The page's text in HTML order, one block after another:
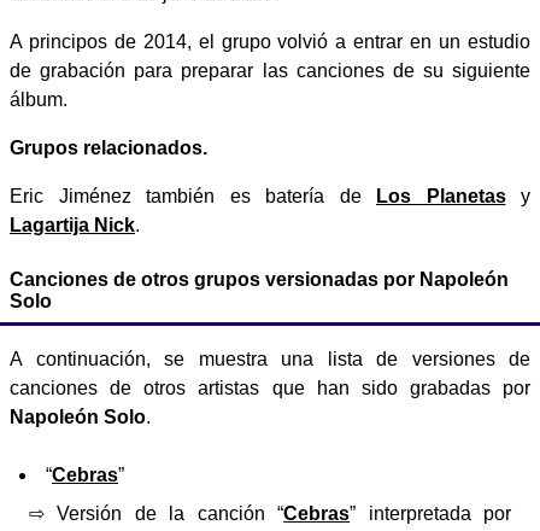
A principos de 2014, el grupo volvió a entrar en un estudio
de grabación para preparar las canciones de su siguiente
álbum.
Grupos relacionados.
Eric Jiménez también es batería de Los Planetasy
Lagartija Nick.
Canciones de otros grupos versionadas por Napoleón
Solo
A continuación, se muestra una lista de versiones de
canciones de otros artistas que han sido grabadas por
Napoleón Solo.
“Cebras”
⇨ Versión de la canción “Cebras” interpretada por